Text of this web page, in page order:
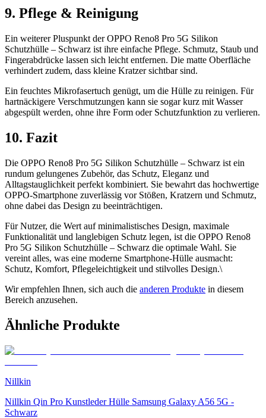
9. Pflege & Reinigung
Ein weiterer Pluspunkt der OPPO Reno8 Pro 5G Silikon
Schutzhülle – Schwarz ist ihre einfache Pflege. Schmutz, Staub und
Fingerabdrücke lassen sich leicht entfernen. Die matte Oberfläche
verhindert zudem, dass kleine Kratzer sichtbar sind.
Ein feuchtes Mikrofasertuch genügt, um die Hülle zu reinigen. Für
hartnäckigere Verschmutzungen kann sie sogar kurz mit Wasser
abgespült werden, ohne ihre Form oder Schutzfunktion zu verlieren.
10. Fazit
Die OPPO Reno8 Pro 5G Silikon Schutzhülle – Schwarz ist ein
rundum gelungenes Zubehör, das Schutz, Eleganz und
Alltagstauglichkeit perfekt kombiniert. Sie bewahrt das hochwertige
OPPO-Smartphone zuverlässig vor Stößen, Kratzern und Schmutz,
ohne dabei das Design zu beeinträchtigen.
Für Nutzer, die Wert auf minimalistisches Design, maximale
Funktionalität und langlebigen Schutz legen, ist die OPPO Reno8
Pro 5G Silikon Schutzhülle – Schwarz die optimale Wahl. Sie
vereint alles, was eine moderne Smartphone-Hülle ausmacht:
Schutz, Komfort, Pflegeleichtigkeit und stilvolles Design.\
Wir empfehlen Ihnen, sich auch die anderen Produkte in diesem
Bereich anzusehen.
Ähnliche Produkte
Nillkin
Nillkin Qin Pro Kunstleder Hülle Samsung Galaxy A56 5G -
Schwarz